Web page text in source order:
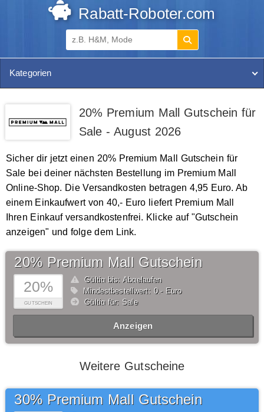
Rabatt-Roboter.com
Kategorien
20% Premium Mall Gutschein für
Sale - August 2026
Sicher dir jetzt einen 20% Premium Mall Gutschein für
Sale bei deiner nächsten Bestellung im Premium Mall
Online-Shop. Die Versandkosten betragen 4,95 Euro. Ab
einem Einkaufwert von 40,- Euro liefert Premium Mall
Ihren Einkauf versandkostenfrei. Klicke auf "Gutschein
anzeigen" und folge dem Link.
20%
GUTSCHEIN
20% Premium Mall Gutschein
Gültig bis: Abgelaufen
Mindestbestellwert: 0,- Euro
Gültig für: Sale
Anzeigen
Weitere Gutscheine
30% Premium Mall Gutschein